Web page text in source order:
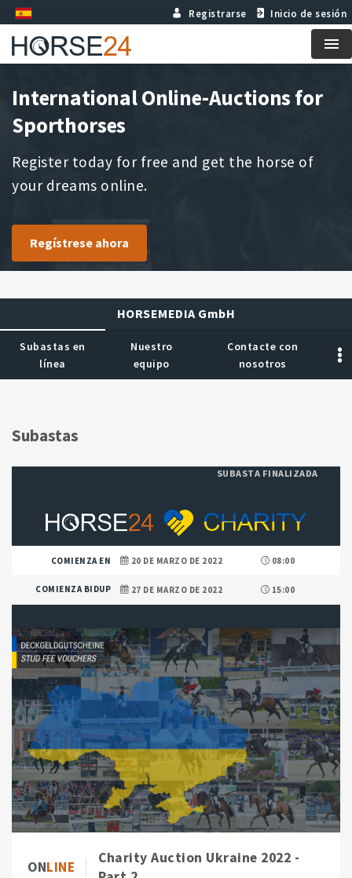
Registrarse Inicio de sesión
International Online-Auctions for
Sporthorses
Register today for free and get the horse of
your dreams online.
Regístrese ahora
HORSEMEDIA GmbH
Subastas en
línea
Nuestro
equipo
Contacte con
nosotros
Subastas
SUBASTA FINALIZADA
COMIENZA EN 20 DE MARZO DE 2022 08:00
COMIENZA BIDUP 27 DE MARZO DE 2022 15:00
ONLINE
Charity Auction Ukraine 2022 -